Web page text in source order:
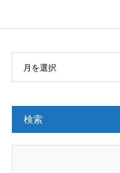
月を選択
検索